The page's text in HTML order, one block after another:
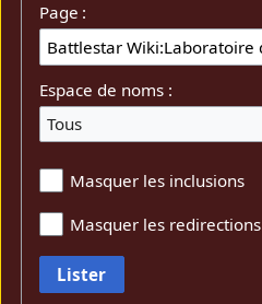
Page :
Espace de noms :
Tous
Masquer les inclusions
Masquer les redirections
Lister